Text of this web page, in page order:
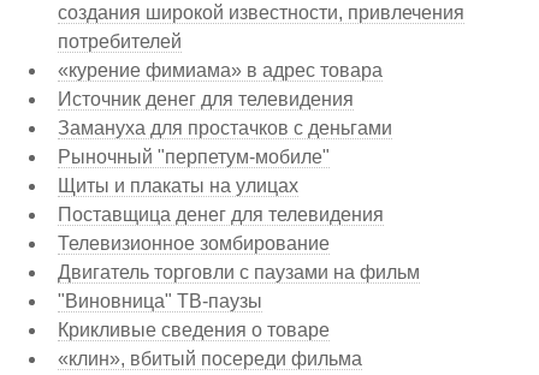
создания широкой известности, привлечения
потребителей
«курение фимиама» в адрес товара
Источник денег для телевидения
Замануха для простачков с деньгами
Рыночный "перпетум-мобиле"
Щиты и плакаты на улицах
Поставщица денег для телевидения
Телевизионное зомбирование
Двигатель торговли с паузами на фильм
"Виновница" ТВ-паузы
Крикливые сведения о товаре
«клин», вбитый посереди фильма